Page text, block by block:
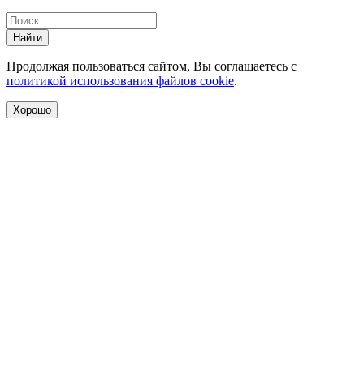
Найти
Продолжая пользоваться сайтом, Вы соглашаетесь с
политикой использования файлов cookie.
Хорошо